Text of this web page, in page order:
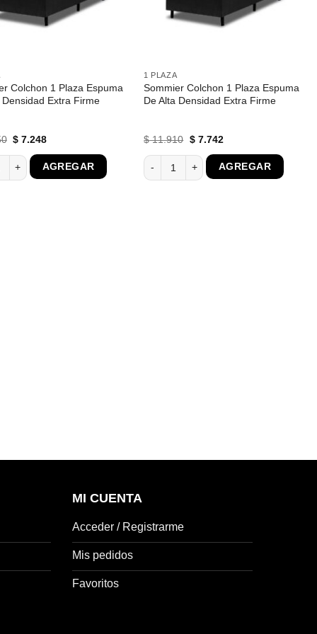
Firme cantidad
Colchon 1 Plaza Espuma
Densidad Extra Firme
El
original
era:
$ 11.150.
$ 7.248El
es:
$ 7.248.
Colchon 1 Plaza Espuma De Alta Densidad Extra Firme cantidad
AGREGAR
1 PLAZA
Sommier Colchon 1 Plaza Espuma
De Alta Densidad Extra Firme
$11.910 El
original
era:
$ 11.910.
$7.742El
es:
$ 7.742.
Sommier Colchon 1 Plaza Espuma De
AGREGAR
MI CUENTA
Acceder / Registrarme
Mis pedidos
Favoritos